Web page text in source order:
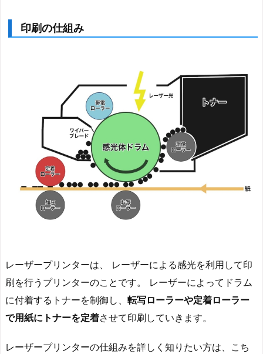
印刷の仕組み
レーザープリンターは、 レーザーによる感光を利用して印
刷を行うプリンターのことです。 レーザーによってドラム
に付着するトナーを制御し、 転写ローラーや定着ローラー
で用紙にトナーを定着させて印刷していきます。
レーザープリンターの仕組みを詳しく知りたい方は、こち